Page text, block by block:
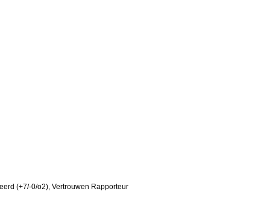
(+7/-0/o2), Vertrouwen Rapporteur